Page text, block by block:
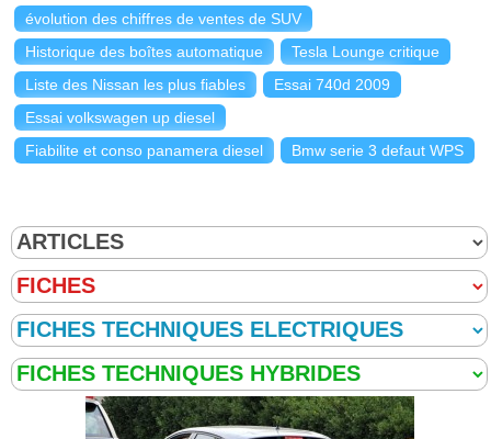
évolution des chiffres de ventes de SUV
Historique des boîtes automatique
Tesla Lounge critique
Liste des Nissan les plus fiables
Essai 740d 2009
Essai volkswagen up diesel
Fiabilite et conso panamera diesel
Bmw serie 3 defaut WPS